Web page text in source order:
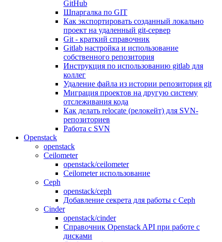
GitHub
Шпаргалка по GIT
Как экспортировать созданный локально
проект на удаленный git-сервер
Git - краткий справочник
Gitlab настройка и использование
собственного репозитория
Инструкция по использованию gitlab для
коллег
Удаление файла из истории репозитория git
Миграция проектов на другую систему
отслеживания кода
Как делать relocate (релокейт) для SVN-
репозиториев
Работа с SVN
Openstack
openstack
Ceilometer
openstack/ceilometer
Ceilometer использование
Ceph
openstack/ceph
Добавление секрета для работы с Ceph
Cinder
openstack/cinder
Справочник Openstack API при работе с
дисками